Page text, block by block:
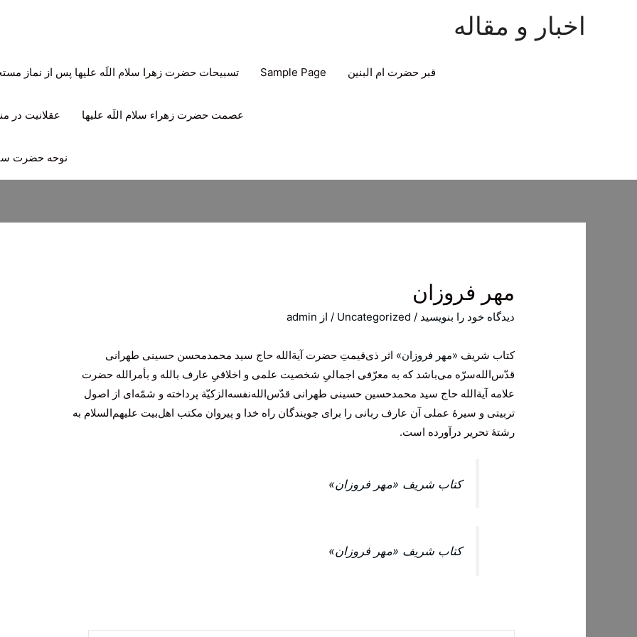
اخبار و مقاله
قبر حضرت ام البنین Sample Page تسبیحات حضرت زهرا سلام اللَه علیها پس از نماز
عصمت حضرت زهراء سلام اللَه علیها عقلانیت در
نوحه حضرت
مهر فروزان
دیدگاه‌ خود را بنویسید /
Uncategorized / از admin
کتاب شریف «مهر فروزان» اثر ذی‌قیمتِ حضرت آیة‌الله حاج سید محمدمحسن حسینی طهرانی
قدّس‌الله‌سرّه می‌باشد که به معرّفی اجمالیِ شخصیت علمی و اخلاقیِ عارف بالله و بأمر‌الله حضرت
علامه آیة‌‌الله حاج سید محمدحسین حسینی طهرانی قدّس‌الله‌نفسه‌الزکیّة پرداخته و شمّه‌ای از اصول
تربیتی و سیرۀ عملی آن عارف ربانی را برای جویندگان راه خدا و پیروان مکتب اهل‌بیت‌ علیهم‌السلام به
رشتۀ تحریر درآورده است.
کتاب شریف «مهر فروزان»
کتاب شریف «مهر فروزان»